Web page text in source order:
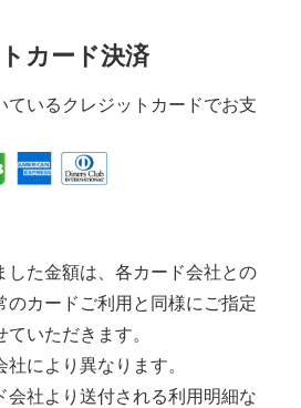
カード決済
ているクレジットカードでお支
した金額は、各カード会社との
のカードご利用と同様にご指定
いただきます。
により異なります。
会社より送付される利用明細な